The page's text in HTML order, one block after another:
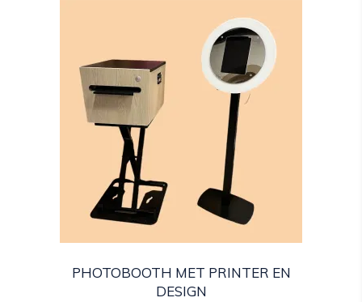
PHOTOBOOTH MET PRINTER EN
DESIGN